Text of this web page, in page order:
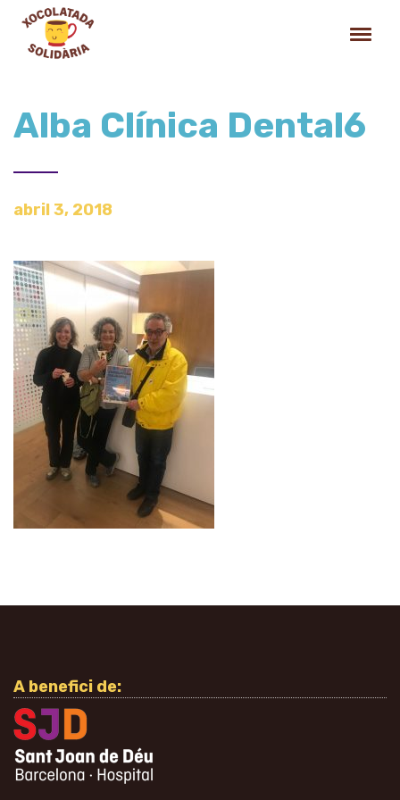
Alba Clínica Dental6
abril 3, 2018
A benefici de: